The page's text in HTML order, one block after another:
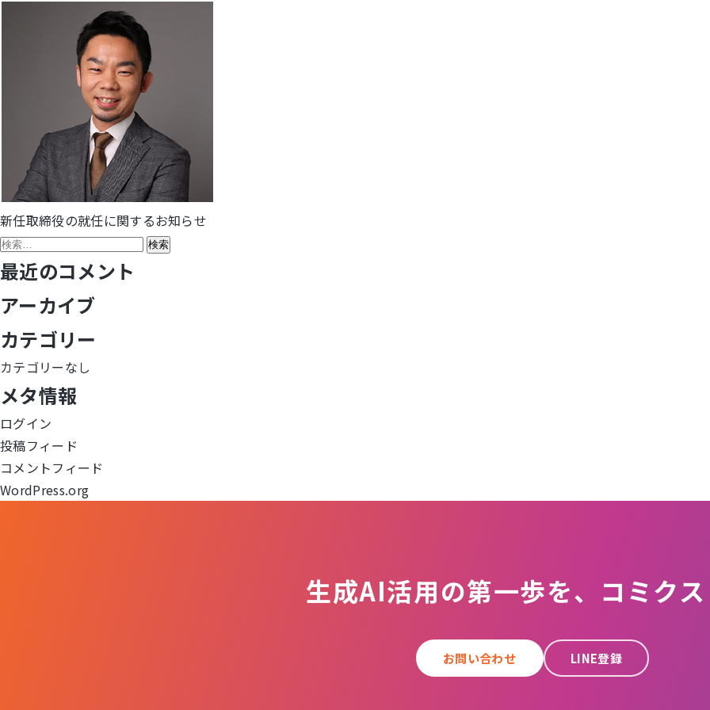
投
稿
ナ
ビ
ゲ
ー
シ
ョ
ン
新任取締役の就任に関するお知らせ
検
索:
最近のコメント
アーカイブ
カテゴリー
カテゴリーなし
メタ情報
ログイン
投稿フィード
コメントフィード
WordPress.org
生成AI活用の第一歩を、コミク
お問い合わせ LINE登録